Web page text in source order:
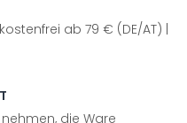
ab 79 € (DE/AT) |
die Ware